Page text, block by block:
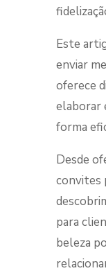
Este
enviar
oferece
elaborar
forma
Desde
convites
para
beleza